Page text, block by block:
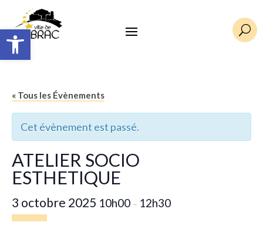
Ouvrir la barre d’outils U
« Tous les Évènements
Cet évènement est passé.
ATELIER SOCIO
ESTHETIQUE
3 octobre 2025 10h00 – 12h30